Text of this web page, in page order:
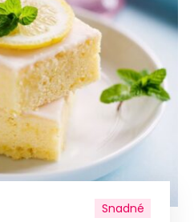
Snadné